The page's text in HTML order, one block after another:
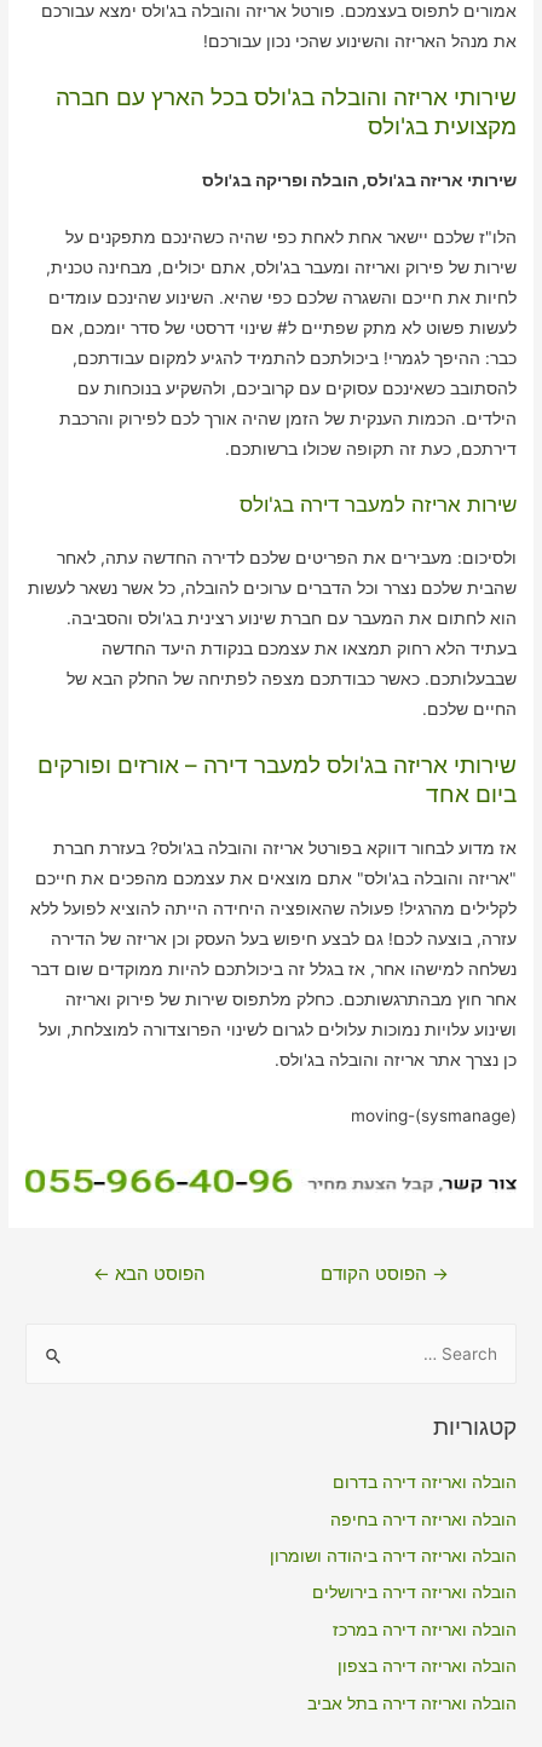
אמורים לתפוס בעצמכם. פורטל אריזה והובלה בג'ולס ימצא עבורכם
את מנהל האריזה והשינוע שהכי נכון עבורכם!
שירותי אריזה והובלה בג'ולס בכל הארץ עם חברה
מקצועית בג'ולס
שירותי אריזה בג'ולס, הובלה ופריקה בג'ולס
הלו"ז שלכם יישאר אחת לאחת כפי שהיה כשהינכם מתפקנים על
שירות של פירוק ואריזה ומעבר בג'ולס, אתם יכולים, מבחינה טכנית,
לחיות את חייכם והשגרה שלכם כפי שהיא. השינוע שהינכם עומדים
לעשות פשוט לא מתק שפתיים ל# שינוי דרסטי של סדר יומכם, אם
כבר: ההיפך לגמרי! ביכולתכם להתמיד להגיע למקום עבודתכם,
להסתובב כשאינכם עסוקים עם קרוביכם, ולהשקיע בנוכחות עם
הילדים. הכמות הענקית של הזמן שהיה אורך לכם לפירוק והרכבת
דירתכם, כעת זה תקופה שכולו ברשותכם.
שירות אריזה למעבר דירה בג'ולס
ולסיכום: מעבירים את הפריטים שלכם לדירה החדשה עתה, לאחר
שהבית שלכם נצרר וכל הדברים ערוכים להובלה, כל אשר נשאר לעשות
הוא לחתום את המעבר עם חברת שינוע רצינית בג'ולס והסביבה.
בעתיד הלא רחוק תמצאו את עצמכם בנקודת היעד החדשה
שבבעלותכם. כאשר כבודתכם מצפה לפתיחה של החלק הבא של
החיים שלכם.
שירותי אריזה בג'ולס למעבר דירה – אורזים ופורקים
ביום אחד
אז מדוע לבחור דווקא בפורטל אריזה והובלה בג'ולס? בעזרת חברת
"אריזה והובלה בג'ולס" אתם מוצאים את עצמכם מהפכים את חייכם
לקלילים מהרגיל! פעולה שהאופציה היחידה הייתה להוציא לפועל ללא
עזרה, בוצעה לכם! גם לבצע חיפוש בעל העסק וכן אריזה של הדירה
נשלחה למישהו אחר, אז בגלל זה ביכולתכם להיות ממוקדים שום דבר
אחר חוץ מבהתרגשותכם. כחלק מלתפוס שירות של פירוק ואריזה
ושינוע עלויות נמוכות עלולים לגרום לשינוי הפרוצדורה למוצלחת, ועל
כן נצרך אתר אריזה והובלה בג'ולס.
moving-(sysmanage)
ניווט→ הפוסט הקודם הפוסט הבא ←
r
o
r
:
קטגוריות
הובלה ואריזה דירה בדרום
הובלה ואריזה דירה בחיפה
הובלה ואריזה דירה ביהודה ושומרון
הובלה ואריזה דירה בירושלים
הובלה ואריזה דירה במרכז
הובלה ואריזה דירה בצפון
הובלה ואריזה דירה בתל אביב